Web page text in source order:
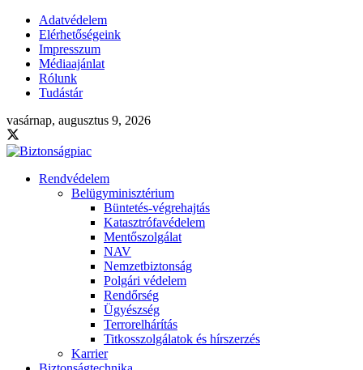
Adatvédelem
Elérhetőségeink
Impresszum
Médiaajánlat
Rólunk
Tudástár
vasárnap, augusztus 9, 2026
Rendvédelem
Belügyminisztérium
Büntetés-végrehajtás
Katasztrófavédelem
Mentőszolgálat
NAV
Nemzetbiztonság
Polgári védelem
Rendőrség
Ügyészség
Terrorelhárítás
Titkosszolgálatok és hírszerzés
Karrier